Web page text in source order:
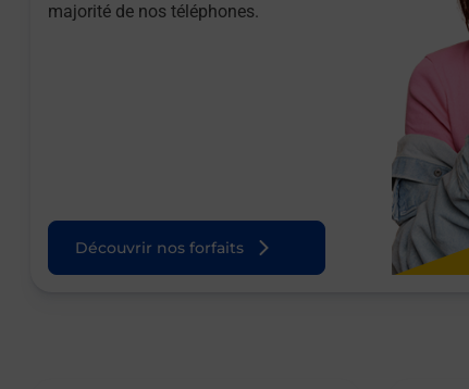
majorité de nos téléphones.
Découvrir nos forfaits